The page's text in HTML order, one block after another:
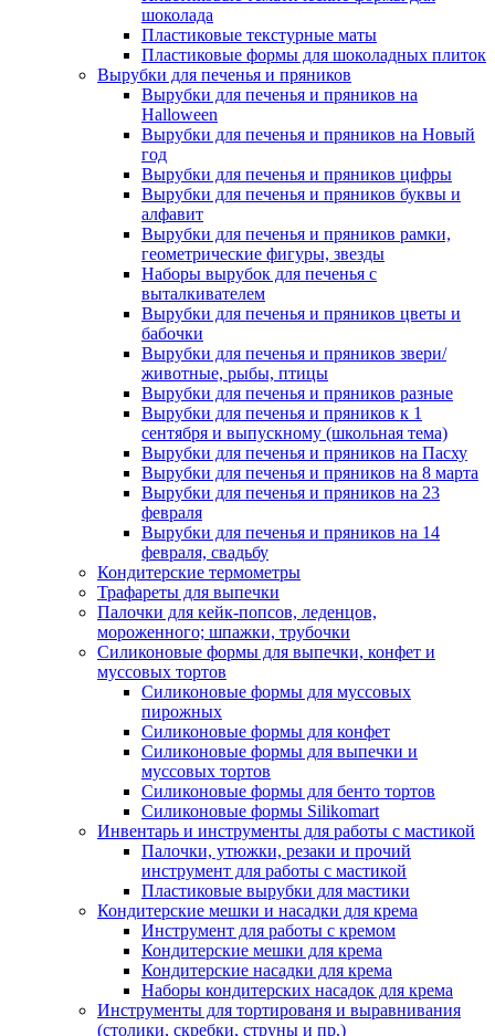
шоколада
Пластиковые текстурные маты
Пластиковые формы для шоколадных плиток
Вырубки для печенья и пряников
Вырубки для печенья и пряников на
Halloween
Вырубки для печенья и пряников на Новый
год
Вырубки для печенья и пряников цифры
Вырубки для печенья и пряников буквы и
алфавит
Вырубки для печенья и пряников рамки,
геометрические фигуры, звезды
Наборы вырубок для печенья с
выталкивателем
Вырубки для печенья и пряников цветы и
бабочки
Вырубки для печенья и пряников звери/
животные, рыбы, птицы
Вырубки для печенья и пряников разные
Вырубки для печенья и пряников к 1
сентября и выпускному (школьная тема)
Вырубки для печенья и пряников на Пасху
Вырубки для печенья и пряников на 8 марта
Вырубки для печенья и пряников на 23
февраля
Вырубки для печенья и пряников на 14
февраля, свадьбу
Кондитерские термометры
Трафареты для выпечки
Палочки для кейк-попсов, леденцов,
мороженного; шпажки, трубочки
Силиконовые формы для выпечки, конфет и
муссовых тортов
Силиконовые формы для муссовых
пирожных
Силиконовые формы для конфет
Силиконовые формы для выпечки и
муссовых тортов
Силиконовые формы для бенто тортов
Силиконовые формы Silikomart
Инвентарь и инструменты для работы с мастикой
Палочки, утюжки, резаки и прочий
инструмент для работы с мастикой
Пластиковые вырубки для мастики
Кондитерские мешки и насадки для крема
Инструмент для работы с кремом
Кондитерские мешки для крема
Кондитерские насадки для крема
Наборы кондитерских насадок для крема
Инструменты для тортированя и выравнивания
(столики, скребки, струны и пр.)